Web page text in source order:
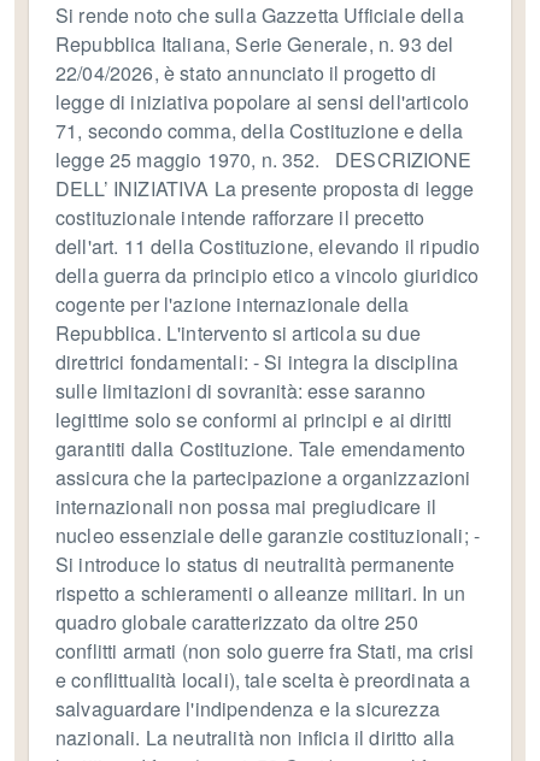
Si rende noto che sulla Gazzetta Ufficiale della
Repubblica Italiana, Serie Generale, n. 93 del
22/04/2026, è stato annunciato il progetto di
legge di iniziativa popolare ai sensi dell'articolo
71, secondo comma, della Costituzione e della
legge 25 maggio 1970, n. 352. DESCRIZIONE
DELL’ INIZIATIVA La presente proposta di legge
costituzionale intende rafforzare il precetto
dell'art. 11 della Costituzione, elevando il ripudio
della guerra da principio etico a vincolo giuridico
cogente per l'azione internazionale della
Repubblica. L'intervento si articola su due
direttrici fondamentali: - Si integra la disciplina
sulle limitazioni di sovranità: esse saranno
legittime solo se conformi ai principi e ai diritti
garantiti dalla Costituzione. Tale emendamento
assicura che la partecipazione a organizzazioni
internazionali non possa mai pregiudicare il
nucleo essenziale delle garanzie costituzionali; -
Si introduce lo status di neutralità permanente
rispetto a schieramenti o alleanze militari. In un
quadro globale caratterizzato da oltre 250
conflitti armati (non solo guerre fra Stati, ma crisi
e conflittualità locali), tale scelta è preordinata a
salvaguardare l'indipendenza e la sicurezza
nazionali. La neutralità non inficia il diritto alla